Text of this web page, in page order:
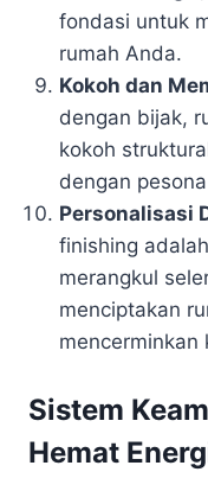
fondasi untuk
rumah Anda.
Kokoh dan
dengan bijak,
kokoh
dengan
Personalisasi
finishing
merangkul
menciptakan
mencerminkan
Sistem
Hemat